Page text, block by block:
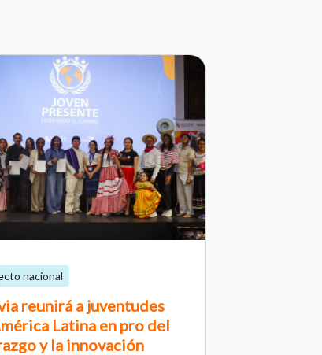
nacional
reunirá a juventudes
Latina en pro del
y la innovación